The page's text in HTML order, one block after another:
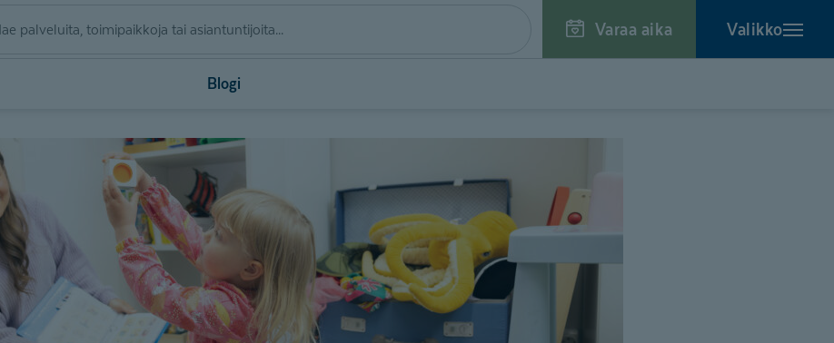
Varaa aika Valikko
Blogi